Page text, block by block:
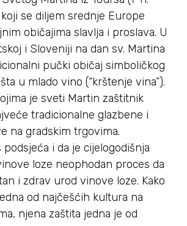
se diljem srednje Europe
običajima slavlja i proslava. U
i Sloveniji na dan sv. Martina
pučki običaj simboličkog
u mlado vino (“krštenje vina”).
je sveti Martin zaštitnik
tradicionalne glazbene i
na gradskim trgovima.
podsjeća i da je cijelogodišnja
loze neophodan proces da
i zdrav urod vinove loze. Kako
od najčešćih kultura na
njena zaštita jedna je od